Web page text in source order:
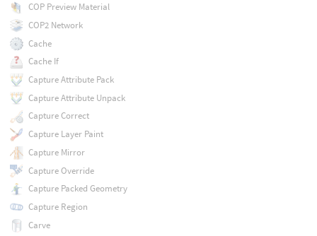
COP Preview Material
COP2 Network
Cache
Cache If
Capture Attribute Pack
Capture Attribute Unpack
Capture Correct
Capture Layer Paint
Capture Mirror
Capture Override
Capture Packed Geometry
Capture Region
Carve